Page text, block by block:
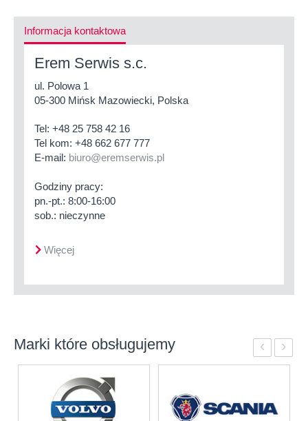
Informacja kontaktowa
Erem Serwis s.c.
ul. Polowa 1
05-300 Mińsk Mazowiecki, Polska
Tel: +48 25 758 42 16
Tel kom: +48 662 677 777
E-mail: biuro@eremserwis.pl
Godziny pracy:
pn.-pt.: 8:00-16:00
sob.: nieczynne
Więcej
Marki które obsługujemy ‹ ›